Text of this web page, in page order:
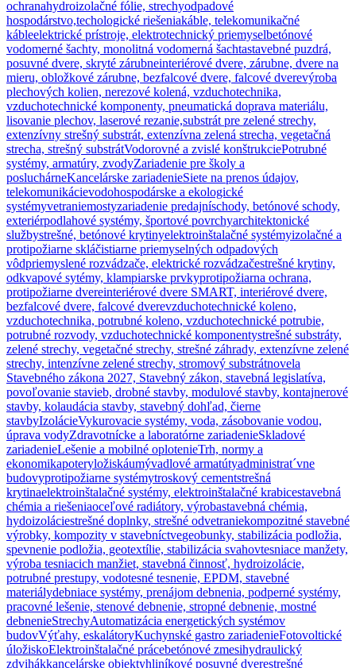
ochranahydroizolačné fólie, strechyodpadové
hospodárstvo,techologické riešeniakáble, telekomunikačné
kábleelektrické prístroje, elektrotechnický priemyselbetónové
vodomerné šachty, monolitná vodomerná šachtastavebné puzdrá,
posuvné dvere, skryté zárubneinteriérové dvere, zárubne, dvere na
mieru, obložkové zárubne, bezfalcové dvere, falcové dverevýroba
plechových kolien, nerezové kolená, vzduchotechnika,
vzduchotechnické komponenty, pneumatická doprava materiálu,
lisovanie plechov, laserové rezanie,substrát pre zelené strechy,
extenzívny strešný substrát, extenzívna zelená strecha, vegetačná
strecha, strešný substrátVodorovné a zvislé konštrukciePotrubné
systémy, armatúry, zvodyZariadenie pre školy a
posluchárneKancelárske zariadenieSiete na prenos údajov,
telekomunikácievodohospodárske a ekologické
systémyvetraniemostyzariadenie predajníschody, betónové schody,
exteriérpodlahové systémy, športové povrchyarchitektonické
službystrešné, betónové krytinyelektroinštalačné systémyizolačné a
protipožiarne skláčistiarne priemyselných odpadových
vôdpriemyslené rozvádzače, elektrické rozvádzačestrešné krytiny,
odkvapové sytémy, klampiarske prvkyprotipožiarna ochrana,
protipožiarne dvereinteriérové dvere SMART, interiérové dvere,
bezfalcové dvere, falcové dverevzduchotechnické koleno,
vzduchotechnika, potrubné koleno, vzduchotechnické potrubie,
potrubné rozvody, vzduchotechnické komponentystrešné substráty,
zelené strechy, vegetačné strechy, strešné záhrady, extenzívne zelené
strechy, intenzívne zelené strechy, stromový substrátnovela
Stavebného zákona 2027, Stavebný zákon, stavebná legislatíva,
povoľovanie stavieb, drobné stavby, modulové stavby, kontajnerové
stavby, kolaudácia stavby, stavebný dohľad, čierne
stavbyIzolácieVykurovacie systémy, voda, zásobovanie vodou,
úprava vodyZdravotnícke a laboratórne zariadenieSkladové
zariadenieLešenie a mobilné oplotenieTrh, normy a
ekonomikapoteryložiskáumývadlové armatútyadministrat´vne
budovyprotipožiarne systémytroskový cementstrešná
krytinaelektroinštalačné systémy, elektroinštalačné krabicestavebná
chémia a riešeniaoceľové radiátory, výrobastavebná chémia,
hydoizoláciestrešné doplnky, strešné odvetraniekompozitné stavebné
výrobky, kompozity v stavebníctvegeobunky, stabilizácia podložia,
spevnenie podložia, geotextílie, stabilizácia svahovtesniace manžety,
výroba tesniacich manžiet, stavebná činnosť, hydroizolácie,
potrubné prestupy, vodotesné tesnenie, EPDM, stavebné
materiálydebniace systémy, prenájom debnenia, podperné systémy,
pracovné lešenie, stenové debnenie, stropné debnenie, mostné
debnenieStrechyAutomatizácia energetických systémov
budovVýťahy, eskalátoryKuchynské gastro zariadenieFotovoltické
úložiskoElektroinštalačné prácebetónové zmesihydraulický
zdvihákkancelárske objektyhliníkové posuvné dverestrešné